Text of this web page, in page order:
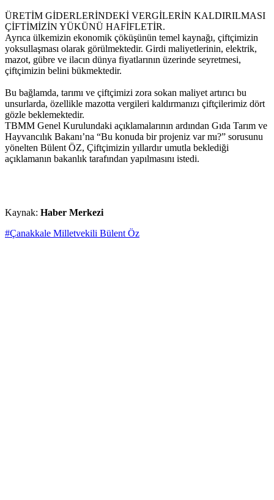
ÜRETİM GİDERLERİNDEKİ VERGİLERİN KALDIRILMASI
ÇİFTİMİZİN YÜKÜNÜ HAFİFLETİR.
Ayrıca ülkemizin ekonomik çöküşünün temel kaynağı, çiftçimizin
yoksullaşması olarak görülmektedir. Girdi maliyetlerinin, elektrik,
mazot, gübre ve ilacın dünya fiyatlarının üzerinde seyretmesi,
çiftçimizin belini bükmektedir.
Bu bağlamda, tarımı ve çiftçimizi zora sokan maliyet artırıcı bu
unsurlarda, özellikle mazotta vergileri kaldırmanızı çiftçilerimiz dört
gözle beklemektedir.
TBMM Genel Kurulundaki açıklamalarının ardından Gıda Tarım ve
Hayvancılık Bakanı’na “Bu konuda bir projeniz var mı?” sorusunu
yönelten Bülent ÖZ, Çiftçimizin yıllardır umutla beklediği
açıklamanın bakanlık tarafından yapılmasını istedi.
Kaynak: Haber Merkezi
#Çanakkale Milletvekili Bülent Öz